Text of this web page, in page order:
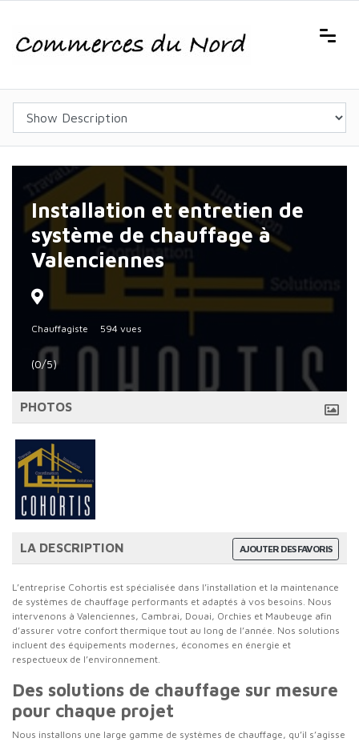
Installation et entretien de
système de chauffage à
Valenciennes
Chauffagiste 594 vues
(0/5)
PHOTOS
AJOUTER DES FAVORIS
LA DESCRIPTION
L’entreprise Cohortis est spécialisée dans l’installation et la maintenance
de systèmes de chauffage performants et adaptés à vos besoins. Nous
intervenons à Valenciennes, Cambrai, Douai, Orchies et Maubeuge afin
d’assurer votre confort thermique tout au long de l’année. Nos solutions
incluent des équipements modernes, économes en énergie et
respectueux de l’environnement.
Des solutions de chauffage sur mesure
pour chaque projet
Nous installons une large gamme de systèmes de chauffage, qu’il s’agisse